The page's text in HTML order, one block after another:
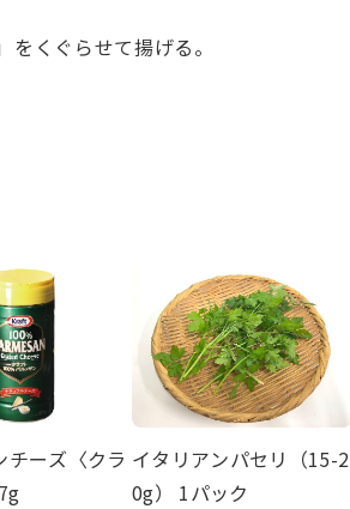
くぐらせて揚げる。
チーズ〈クラ イタリアンパセリ（15-2
0g） 1パック